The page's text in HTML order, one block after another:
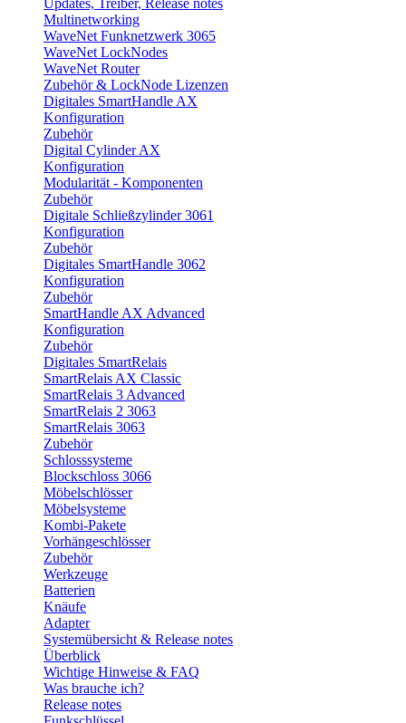
Multinetworking
WaveNet Funknetzwerk 3065
WaveNet LockNodes
WaveNet Router
Zubehör & LockNode Lizenzen
Digitales SmartHandle AX
Konfiguration
Zubehör
Digital Cylinder AX
Konfiguration
Modularität - Komponenten
Zubehör
Digitale Schließzylinder 3061
Konfiguration
Zubehör
Digitales SmartHandle 3062
Konfiguration
Zubehör
SmartHandle AX Advanced
Konfiguration
Zubehör
Digitales SmartRelais
SmartRelais AX Classic
SmartRelais 3 Advanced
SmartRelais 2 3063
SmartRelais 3063
Zubehör
Schlosssysteme
Blockschloss 3066
Möbelschlösser
Möbelsysteme
Kombi-Pakete
Vorhängeschlösser
Zubehör
Werkzeuge
Batterien
Knäufe
Adapter
Systemübersicht & Release notes
Überblick
Wichtige Hinweise & FAQ
Was brauche ich?
Release notes